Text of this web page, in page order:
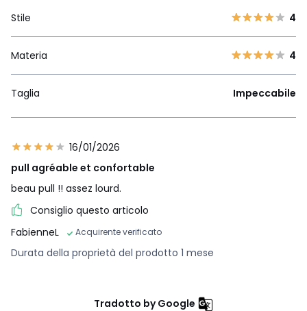
Stile 4
Materia 4
Taglia Impeccabile
16/01/2026
pull agréable et confortable
beau pull !! assez lourd.
Consiglio questo articolo
FabienneL
Acquirente verificato
Durata della proprietà del prodotto 1 mese
Tradotto by Google